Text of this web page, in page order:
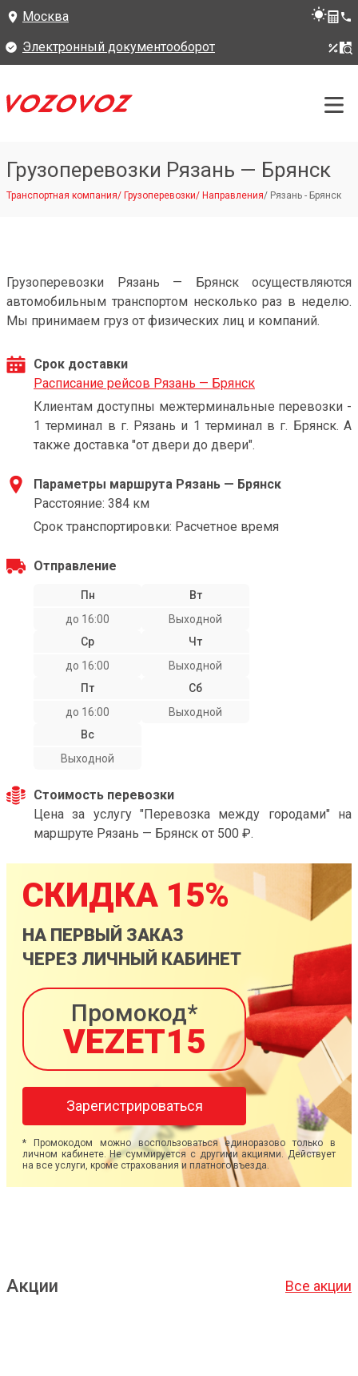
Москва
Электронный документооборот
Грузоперевозки Рязань — Брянск
Транспортная компания/ Грузоперевозки/ Направления/ Рязань - Брянск
Грузоперевозки Рязань — Брянск осуществляются
автомобильным транспортом несколько раз в неделю.
Мы принимаем груз от физических лиц и компаний.
Срок доставки
Расписание рейсов Рязань — Брянск
Клиентам доступны межтерминальные перевозки -
1 терминал в г. Рязань и 1 терминал в г. Брянск. А
также доставка "от двери до двери".
Параметры маршрута Рязань — Брянск
Расстояние: 384 км
Срок транспортировки: Расчетное время
Отправление
Пн
до 16:00
Вт
Выходной
Ср
до 16:00
Чт
Выходной
Пт
до 16:00
Сб
Выходной
Вс
Выходной
Стоимость перевозки
Цена за услугу "Перевозка между городами" на
маршруте Рязань — Брянск от 500 ₽.
СКИДКА 15%
НА ПЕРВЫЙ ЗАКАЗ
ЧЕРЕЗ ЛИЧНЫЙ КАБИНЕТ
Промокод*
VEZET15
Зарегистрироваться
* Промокодом можно воспользоваться единоразово только в
личном кабинете. Не суммируется с другими акциями. Действует
на все услуги, кроме страхования и платного въезда.
Акции Все акции